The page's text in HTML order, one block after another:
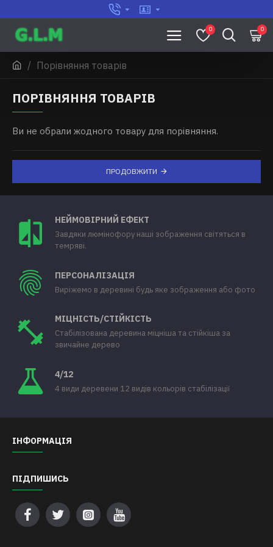
0 0
Порівняння товарів
ПОРІВНЯННЯ ТОВАРІВ
Ви не обрали жодного товару для порівняння.
ПРОДОВЖИТИ
НЕЙМОВІРНИЙ ЕФЕКТ
Завдяки люмінофору наші зображення світяться в
темряві.
ПЕРСОНАЛІЗАЦІЯ
Виріжемо в деревині будь яке зображення або фото
МІЦНІСТЬ/СТІЙКІСТЬ
Стабілізована деревина міцніша та стійкіша за
звичайне дерево
4/12
4 види деревени 12 видів кольорів стабілізації
ІНФОРМАЦІЯ
ПІДПИШИСЬ